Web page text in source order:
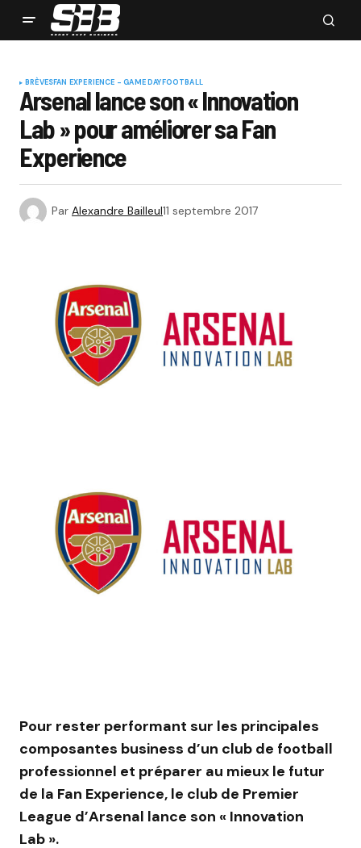
BRÈVESFAN EXPERIENCE - GAME DAYFOOTBALL
Arsenal lance son « Innovation
Lab » pour améliorer sa Fan
Experience
Par Alexandre Bailleul11 septembre 2017
Pour rester performant sur les principales
composantes business d’un club de football
professionnel et préparer au mieux le futur
de la Fan Experience, le club de Premier
League d’Arsenal lance son « Innovation
Lab ».